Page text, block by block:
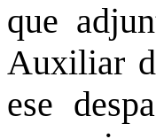
que
Auxiliar
ese